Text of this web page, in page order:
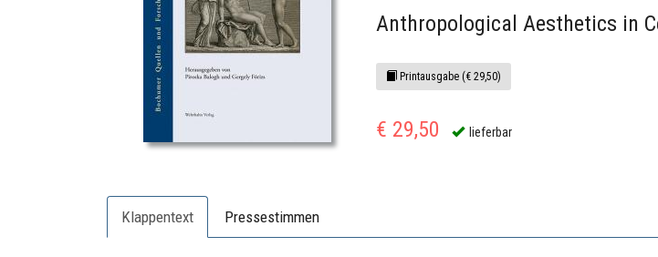
Anthropological Aesthetics in
Printausgabe (€ 29,50)
€ 29,50 lieferbar
Klappentext Pressestimmen